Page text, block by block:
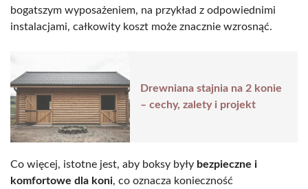
bogatszym wyposażeniem, na przykład z odpowiednimi
instalacjami, całkowity koszt może znacznie wzrosnąć.
Drewniana stajnia na 2 konie
– cechy, zalety i projekt
Co więcej, istotne jest, aby boksy były bezpieczne i
komfortowe dla koni, co oznacza konieczność